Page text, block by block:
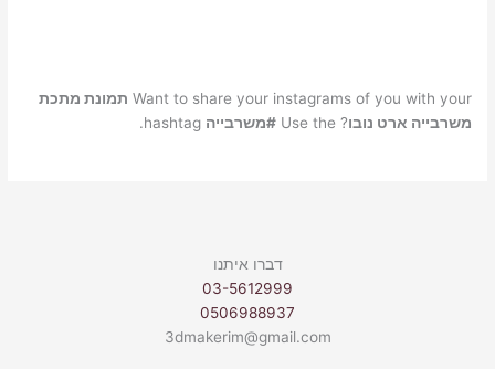
Want to share your instagrams of you with your תמונת מתכת
משרבייה ארט נובו? Use the #משרבייה hashtag.
דברו איתנו
03-5612999
0506988937
3dmakerim@gmail.com